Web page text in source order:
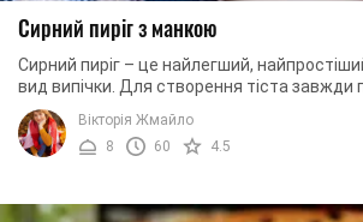
Сирний пиріг з манкою
Сирний пиріг – це найлегший,
вид випічки. Для створення тіста завжди
мала кількість продуктів, які ...
Вікторія Жмайло
8
60 4.5